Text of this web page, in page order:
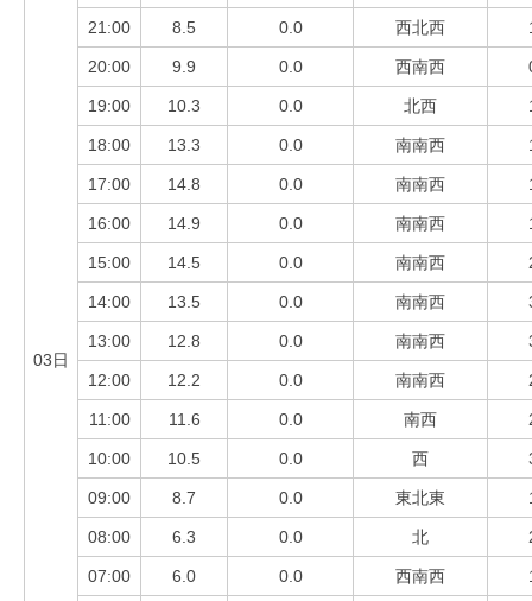
03日
21:00 8.5 0.0 西北西
20:00 9.9 0.0 西南西
19:00 10.3 0.0 北西
18:00 13.3 0.0 南南西
17:00 14.8 0.0 南南西
16:00 14.9 0.0 南南西
15:00 14.5 0.0 南南西
14:00 13.5 0.0 南南西
13:00 12.8 0.0 南南西
12:00 12.2 0.0 南南西
11:00 11.6 0.0 南西
10:00 10.5 0.0 西
09:00 8.7 0.0 東北東
08:00 6.3 0.0 北
07:00 6.0 0.0 西南西